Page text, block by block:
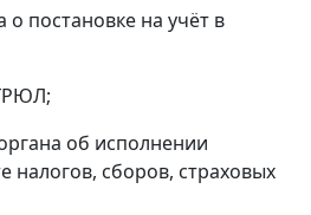
о постановке на учёт в
об исполнении
налогов, сборов, страховых